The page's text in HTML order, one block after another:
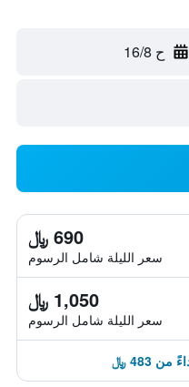
ح 16/8
690 ﷼
سعر الليلة شامل الرسوم
1,050 ﷼
سعر الليلة شامل الرسوم